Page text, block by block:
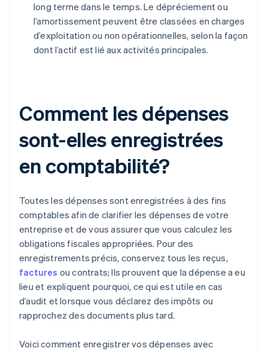
long terme dans le temps. Le dépréciement ou
l’amortissement peuvent être classées en charges
d’exploitation ou non opérationnelles, selon la façon
dont l’actif est lié aux activités principales.
Comment les dépenses
sont-elles enregistrées
en comptabilité?
Toutes les dépenses sont enregistrées à des fins
comptables afin de clarifier les dépenses de votre
entreprise et de vous assurer que vous calculez les
obligations fiscales appropriées. Pour des
enregistrements précis, conservez tous les reçus,
factures ou contrats; Ils prouvent que la dépense a eu
lieu et expliquent pourquoi, ce qui est utile en cas
d’audit et lorsque vous déclarez des impôts ou
rapprochez des documents plus tard.
Voici comment enregistrer vos dépenses avec